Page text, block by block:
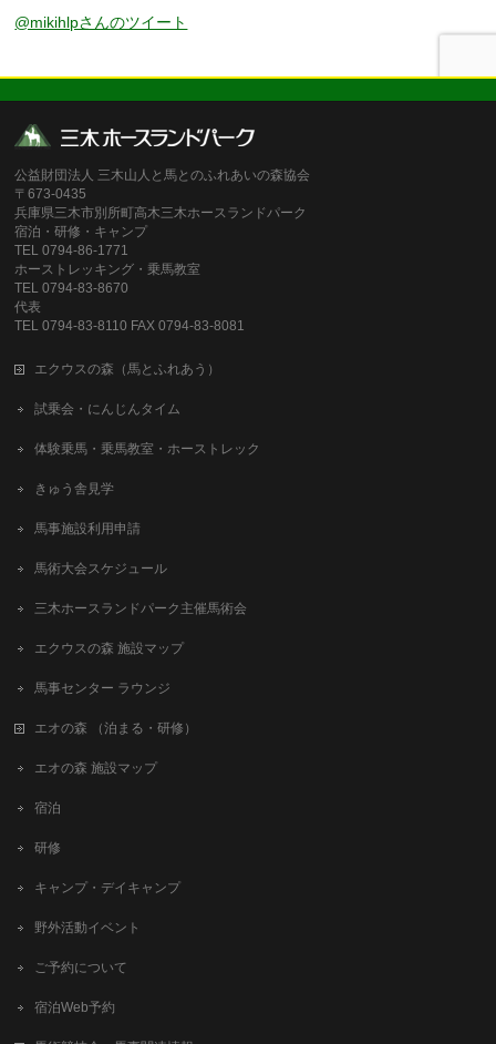
@mikihlpさんのツイート
公益財団法人 三木山人と馬とのふれあいの森協会
〒673-0435
兵庫県三木市別所町高木三木ホースランドパーク
宿泊・研修・キャンプ
TEL 0794-86-1771
ホーストレッキング・乗馬教室
TEL 0794-83-8670
代表
TEL 0794-83-8110 FAX 0794-83-8081
エクウスの森（馬とふれあう）
試乗会・にんじんタイム
体験乗馬・乗馬教室・ホーストレック
きゅう舎見学
馬事施設利用申請
馬術大会スケジュール
三木ホースランドパーク主催馬術会
エクウスの森 施設マップ
馬事センター ラウンジ
エオの森 （泊まる・研修）
エオの森 施設マップ
宿泊
研修
キャンプ・デイキャンプ
野外活動イベント
ご予約について
宿泊Web予約